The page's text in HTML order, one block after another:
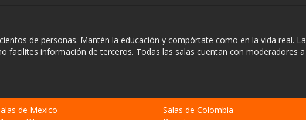
de personas. Mantén la educación y compórtate como en la vida real. La
facilites información de terceros. Todas las salas cuentan con moderadores a
de Mexico
Salas de Colombia